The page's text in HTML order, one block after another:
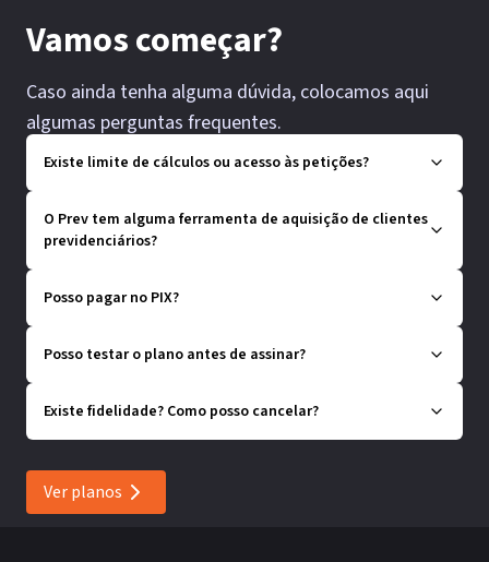
Vamos começar?
Caso ainda tenha alguma dúvida, colocamos aqui
algumas perguntas frequentes.
Existe limite de cálculos ou acesso às petições?
O Prev tem alguma ferramenta de aquisição de clientes
previdenciários?
Posso pagar no PIX?
Posso testar o plano antes de assinar?
Existe fidelidade? Como posso cancelar?
Ver planos